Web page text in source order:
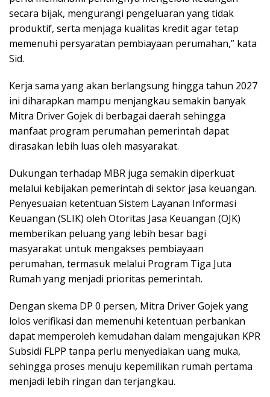
secara bijak, mengurangi pengeluaran yang tidak
produktif, serta menjaga kualitas kredit agar tetap
memenuhi persyaratan pembiayaan perumahan,” kata
Sid.
Kerja sama yang akan berlangsung hingga tahun 2027
ini diharapkan mampu menjangkau semakin banyak
Mitra Driver Gojek di berbagai daerah sehingga
manfaat program perumahan pemerintah dapat
dirasakan lebih luas oleh masyarakat.
Dukungan terhadap MBR juga semakin diperkuat
melalui kebijakan pemerintah di sektor jasa keuangan.
Penyesuaian ketentuan Sistem Layanan Informasi
Keuangan (SLIK) oleh Otoritas Jasa Keuangan (OJK)
memberikan peluang yang lebih besar bagi
masyarakat untuk mengakses pembiayaan
perumahan, termasuk melalui Program Tiga Juta
Rumah yang menjadi prioritas pemerintah.
Dengan skema DP 0 persen, Mitra Driver Gojek yang
lolos verifikasi dan memenuhi ketentuan perbankan
dapat memperoleh kemudahan dalam mengajukan KPR
Subsidi FLPP tanpa perlu menyediakan uang muka,
sehingga proses menuju kepemilikan rumah pertama
menjadi lebih ringan dan terjangkau.